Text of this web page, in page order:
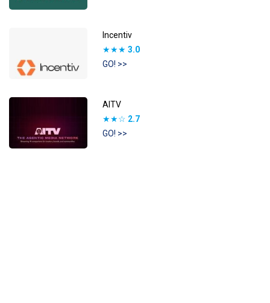
Incentiv
★★★ 3.0
GO! >>
AITV
★★☆ 2.7
GO! >>